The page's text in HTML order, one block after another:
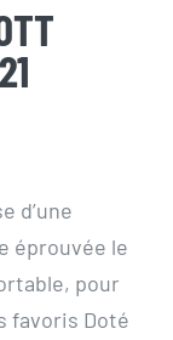
d’une
éprouvée le
pour
favoris Doté